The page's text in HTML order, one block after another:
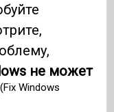
не может
(Fix Windows